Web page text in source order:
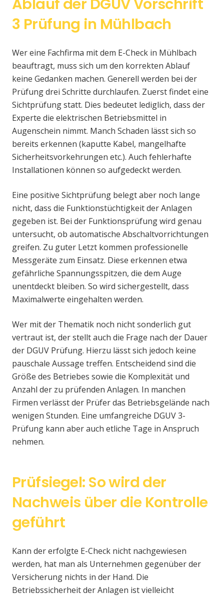
Ablauf der DGUV Vorschrift
3 Prüfung in Mühlbach
Wer eine Fachfirma mit dem E-Check in Mühlbach
beauftragt, muss sich um den korrekten Ablauf
keine Gedanken machen. Generell werden bei der
Prüfung drei Schritte durchlaufen. Zuerst findet eine
Sichtprüfung statt. Dies bedeutet lediglich, dass der
Experte die elektrischen Betriebsmittel in
Augenschein nimmt. Manch Schaden lässt sich so
bereits erkennen (kaputte Kabel, mangelhafte
Sicherheitsvorkehrungen etc.). Auch fehlerhafte
Installationen können so aufgedeckt werden.
Eine positive Sichtprüfung belegt aber noch lange
nicht, dass die Funktionstüchtigkeit der Anlagen
gegeben ist. Bei der Funktionsprüfung wird genau
untersucht, ob automatische Abschaltvorrichtungen
greifen. Zu guter Letzt kommen professionelle
Messgeräte zum Einsatz. Diese erkennen etwa
gefährliche Spannungsspitzen, die dem Auge
unentdeckt bleiben. So wird sichergestellt, dass
Maximalwerte eingehalten werden.
Wer mit der Thematik noch nicht sonderlich gut
vertraut ist, der stellt auch die Frage nach der Dauer
der DGUV Prüfung. Hierzu lässt sich jedoch keine
pauschale Aussage treffen. Entscheidend sind die
Größe des Betriebes sowie die Komplexität und
Anzahl der zu prüfenden Anlagen. In manchen
Firmen verlässt der Prüfer das Betriebsgelände nach
wenigen Stunden. Eine umfangreiche DGUV 3-
Prüfung kann aber auch etliche Tage in Anspruch
nehmen.
Prüfsiegel: So wird der
Nachweis über die Kontrolle
geführt
Kann der erfolgte E-Check nicht nachgewiesen
werden, hat man als Unternehmen gegenüber der
Versicherung nichts in der Hand. Die
Betriebssicherheit der Anlagen ist vielleicht